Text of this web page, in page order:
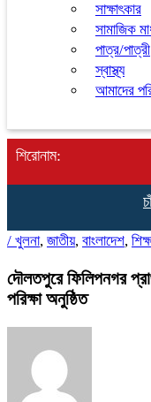
সাক্ষাৎকার
সামাজিক
পাত্র/পাত্রী
স্বাস্থ্য
আমাদের
শিরোনাম:
/ খুলনা, জাতীয়, বাংলাদেশ,
দৌলতপুরে ফিলিপনগর
পরিক্ষা অনুষ্ঠিত